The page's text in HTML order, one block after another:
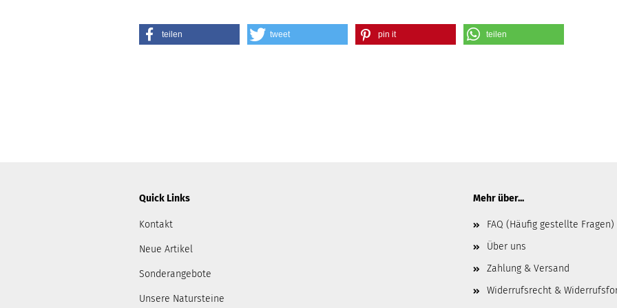
teilen tweet pin it teilen
Quick Links
Kontakt
Neue Artikel
Sonderangebote
Unsere Natursteine
Mehr über...
FAQ (Häufig gestellte Fragen)
Über uns
Zahlung & Versand
Widerrufsrecht &